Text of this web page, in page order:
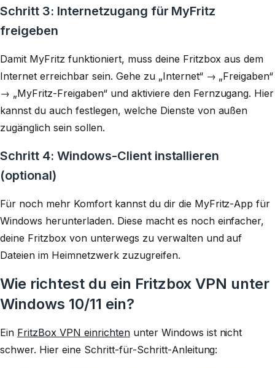
Schritt 3: Internetzugang für MyFritz
freigeben
Damit MyFritz funktioniert, muss deine Fritzbox aus dem
Internet erreichbar sein. Gehe zu „Internet“ → „Freigaben“
→ „MyFritz-Freigaben“ und aktiviere den Fernzugang. Hier
kannst du auch festlegen, welche Dienste von außen
zugänglich sein sollen.
Schritt 4: Windows-Client installieren
(optional)
Für noch mehr Komfort kannst du dir die MyFritz-App für
Windows herunterladen. Diese macht es noch einfacher,
deine Fritzbox von unterwegs zu verwalten und auf
Dateien im Heimnetzwerk zuzugreifen.
Wie richtest du ein Fritzbox VPN unter
Windows 10/11 ein?
Ein FritzBox VPN einrichtenunter Windows ist nicht
schwer. Hier eine Schritt-für-Schritt-Anleitung: